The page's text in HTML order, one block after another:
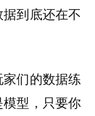
到底还在不
们的数据练
型，只要你